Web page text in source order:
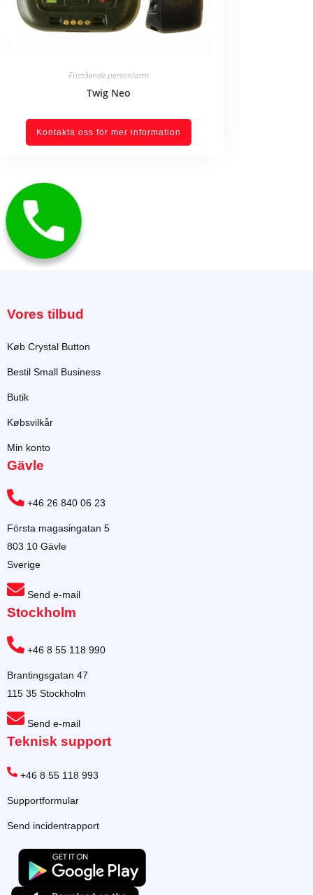
Fristående personlarm
Twig Neo
Kontakta oss för mer information
Vores tilbud
Køb Crystal Button
Bestil Small Business
Butik
Købsvilkår
Min konto
Gävle
+46 26 840 06 23
Första magasingatan 5
803 10 Gävle
Sverige
Send e-mail
Stockholm
+46 8 55 118 990
Brantingsgatan 47
115 35 Stockholm
Send e-mail
Teknisk support
+46 8 55 118 993
Supportformular
Send incidentrapport